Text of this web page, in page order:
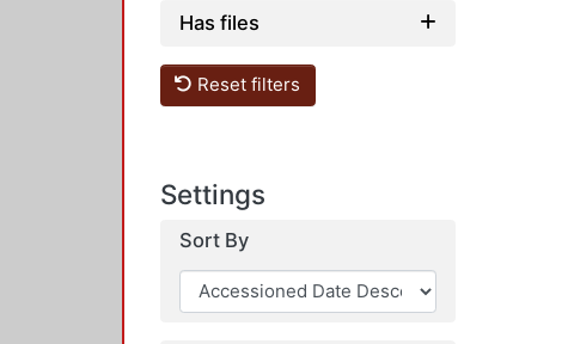
Has files
Reset filters
Settings
Sort By